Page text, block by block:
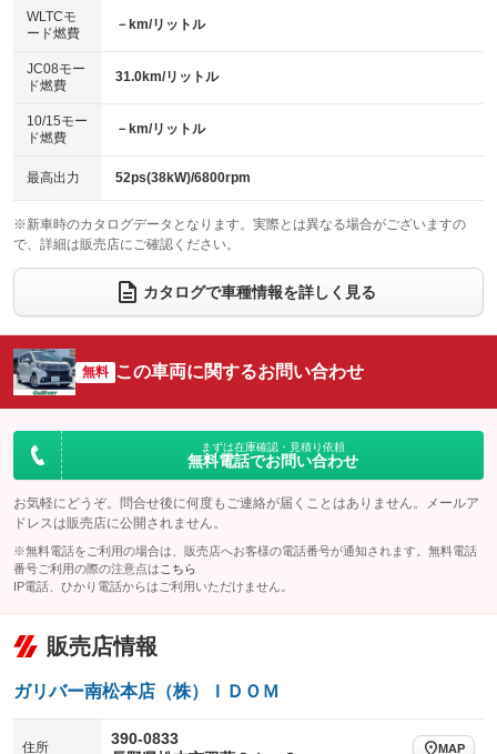
センターデフロック
：装備なし
電動格納ミラー
：装備なし
エアロ
：装備なし
ローダウン
：装備なし
ベンチシート
：装備なし
チップアップシート
：装備なし
電動格納サードシート
：装備なし シートヒーター
：装備なし
ウォークスルー
電動リアゲート フロントカメラ
：装備なし
シートエアコン
：装備なし 全周囲カメラ
：装備なし
サイドカメラ
：装備なし ルーフレール
：装備なし
エアサスペンション ヘッドライトウォッシャー
WLTCモ
ード燃費
－km/リットル
JC08モー
ド燃費
31.0km/リットル
10/15モー
ド燃費
－km/リットル
最高出力 52ps(38kW)/6800rpm
※新車時のカタログデータとなります。実際とは異なる場合がございますの
で、詳細は販売店にご確認ください。
カタログで車種情報を詳しく見る
無料 この車両に関するお問い合わせ
まずは在庫確認・見積り依頼
無料電話でお問い合わせ
お気軽にどうぞ。問合せ後に何度もご連絡が届くことはありません。メールア
ドレスは販売店に公開されません。
※無料電話をご利用の場合は、販売店へお客様の電話番号が通知されます。無料電話
番号ご利用の際の注意点は こちら
IP電話、ひかり電話からはご利用いただけません。
販売店情報
ガリバー南松本店（株）ＩＤＯＭ
住所
390-0833
MAP